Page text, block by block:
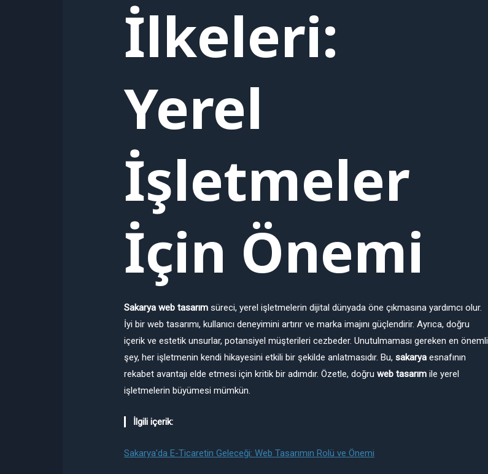
İlkeleri:
Yerel
İşletmeler
İçin Önemi
Sakarya web tasarım süreci, yerel işletmelerin dijital dünyada öne çıkmasına yardımcı olur.
İyi bir web tasarımı, kullanıcı deneyimini artırır ve marka imajını güçlendirir. Ayrıca, doğru
içerik ve estetik unsurlar, potansiyel müşterileri cezbeder. Unutulmaması gereken en önemli
şey, her işletmenin kendi hikayesini etkili bir şekilde anlatmasıdır. Bu,sakarya esnafının
rekabet avantajı elde etmesi için kritik bir adımdır. Özetle, doğruweb tasarım ile yerel
işletmelerin büyümesi mümkün.
İlgili içerik:
Sakarya’da E-Ticaretin Geleceği: Web Tasarımın Rolü ve Önemi